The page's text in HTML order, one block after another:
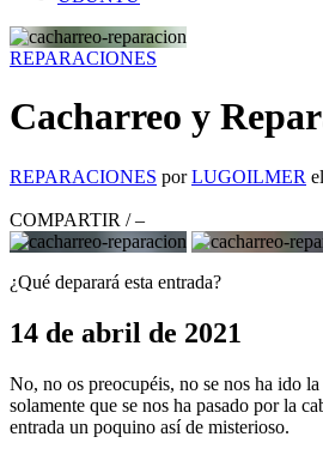
REPARACIONES
Cacharreo y
REPARACIONES por LUGOILMER el
COMPARTIR / –
¿Qué deparará esta entrada?
14 de abril de 2021
No, no os preocupéis, no se nos ha ido
solamente que se nos ha pasado por la
entrada un poquino así de misterioso.